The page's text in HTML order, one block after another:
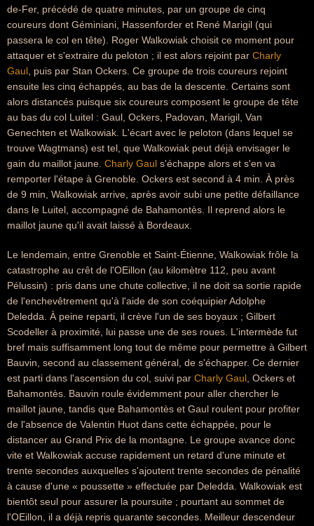
de-Fer, précédé de quatre minutes, par un groupe de cinq
coureurs dont Géminiani, Hassenforder et René Marigil (qui
passera le col en tête). Roger Walkowiak choisit ce moment pour
attaquer et s'extraire du peloton ; il est alors rejoint par Charly
Gaul , puis par Stan Ockers. Ce groupe de trois coureurs rejoint
ensuite les cinq échappés, au bas de la descente. Certains sont
alors distancés puisque six coureurs composent le groupe de tête
au bas du col Luitel : Gaul, Ockers, Padovan, Marigil, Van
Genechten et Walkowiak. L'écart avec le peloton (dans lequel se
trouve Wagtmans) est tel, que Walkowiak peut déjà envisager le
gain du maillot jaune. Charly Gaul s'échappe alors et s'en va
remporter l'étape à Grenoble. Ockers est second à 4 min. À près
de 9 min, Walkowiak arrive, après avoir subi une petite défaillance
dans le Luitel, accompagné de Bahamontès. Il reprend alors le
maillot jaune qu'il avait laissé à Bordeaux.
Le lendemain, entre Grenoble et Saint-Étienne, Walkowiak frôle la
catastrophe au crêt de l'OEillon (au kilomètre 112, peu avant
Pélussin) : pris dans une chute collective, il ne doit sa sortie rapide
de l'enchevêtrement qu'à l'aide de son coéquipier Adolphe
Deledda. À peine reparti, il crève l'un de ses boyaux ; Gilbert
Scodeller à proximité, lui passe une de ses roues. L'intermède fut
bref mais suffisamment long tout de même pour permettre à Gilbert
Bauvin, second au classement général, de s'échapper. Ce dernier
est parti dans l'ascension du col, suivi par Charly Gaul , Ockers et
Bahamontès. Bauvin roule évidemment pour aller chercher le
maillot jaune, tandis que Bahamontès et Gaul roulent pour profiter
de l'absence de Valentin Huot dans cette échappée, pour le
distancer au Grand Prix de la montagne. Le groupe avance donc
vite et Walkowiak accuse rapidement un retard d'une minute et
trente secondes auxquelles s'ajoutent trente secondes de pénalité
à cause d'une « poussette » effectuée par Deledda. Walkowiak est
bientôt seul pour assurer la poursuite ; pourtant au sommet de
l'OEillon, il a déjà repris quarante secondes. Meilleur descendeur